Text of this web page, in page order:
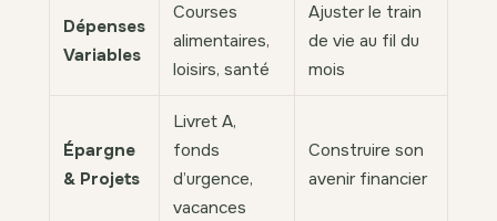
Dépenses
Variables
Courses
alimentaires,
loisirs, santé
Ajuster le train
de vie au fil du
mois
Épargne
& Projets
Livret A,
fonds
d’urgence,
vacances
Construire son
avenir financier